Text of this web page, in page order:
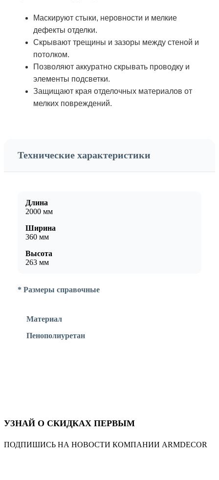
Маскируют стыки, неровности и мелкие
дефекты отделки.
Скрывают трещины и зазоры между стеной и
потолком.
Позволяют аккуратно скрывать проводку и
элементы подсветки.
Защищают края отделочных материалов от
мелких повреждений.
Технические характеристики
Длина
2000 мм
Ширина
360 мм
Высота
263 мм
* Размеры справочные
Материал
Пенополиуретан
УЗНАЙ О СКИДКАХ ПЕРВЫМ
ПОДПИШИСЬ НА НОВОСТИ КОМПАНИИ ARMDECOR